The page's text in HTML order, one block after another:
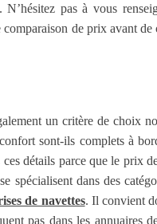
pas à vous
de prix avant
un critère de choix
sont-ils complets à
détails parce que le prix
spécialisent dans des
de navettes. Il convient
pas dans les annuaires